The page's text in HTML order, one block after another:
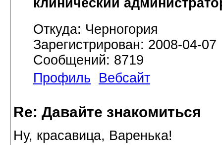
клинический
Откуда: Черногория
Зарегистрирован: 2008-04-07
Сообщений: 8719
Профиль
Вебсайт
Re: Давайте знакомиться
Ну, красавица, Варенька!